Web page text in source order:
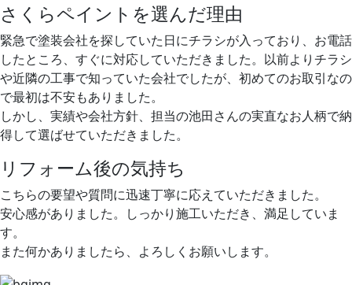
さくらペイントを選んだ理由
緊急で塗装会社を探していた日にチラシが入っており、お電話
したところ、すぐに対応していただきました。以前よりチラシ
や近隣の工事で知っていた会社でしたが、初めてのお取引なの
で最初は不安もありました。
しかし、実績や会社方針、担当の池田さんの実直なお人柄で納
得して選ばせていただきました。
リフォーム後の気持ち
こちらの要望や質問に迅速丁寧に応えていただきました。
安心感がありました。しっかり施工いただき、満足していま
す。
また何かありましたら、よろしくお願いします。